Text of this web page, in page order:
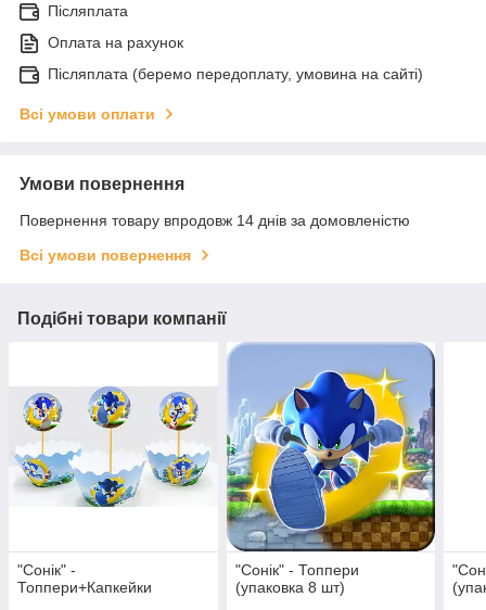
Післяплата
Оплата на рахунок
Післяплата (беремо передоплату, умовина на сайті)
Всі умови оплати
Умови повернення
Повернення товару впродовж 14 днів за домовленістю
Всі умови повернення
Подібні товари компанії
"Сонік" -
Топпери+Капкейки
"Сонік" - Топпери
(упаковка 8 шт)